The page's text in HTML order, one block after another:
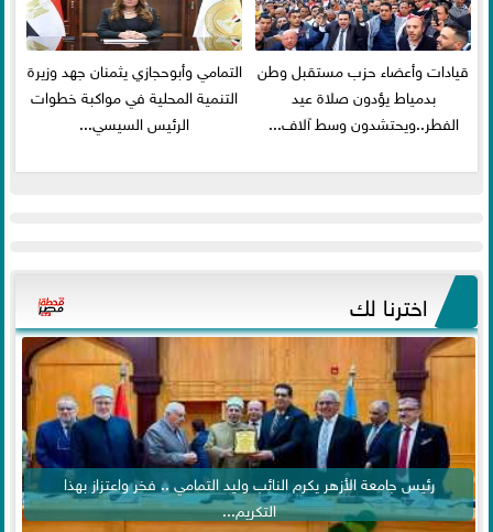
قيادات وأعضاء حزب مستقبل وطن
بدمياط يؤدون صلاة عيد
الفطر..ويحتشدون وسط آلاف...
التمامي وأبوحجازي يثمنان جهد وزيرة
التنمية المحلية في مواكبة خطوات
الرئيس السيسي...
اخترنا لك
رئيس جامعة الأزهر يكرم النائب وليد التمامي .. فخر واعتزاز بهذا
التكريم...